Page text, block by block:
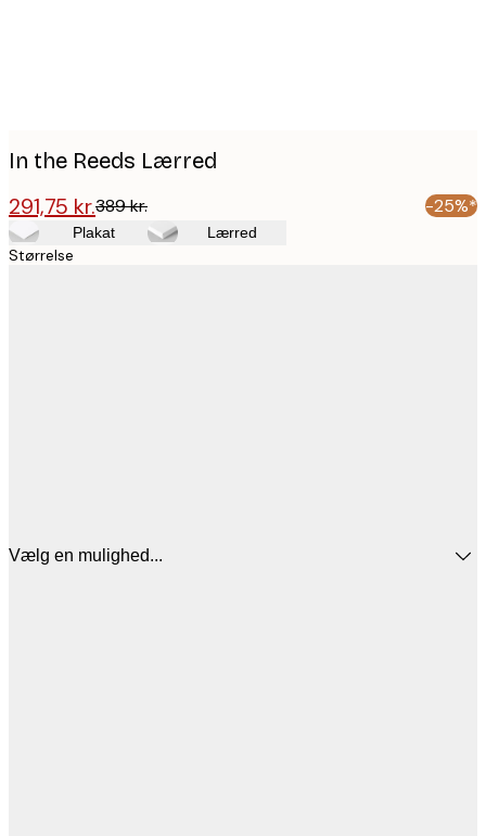
In the Reeds Lærred
291,75 kr.389 kr. -25%*
Plakat Lærred
Størrelse
Vælg en mulighed...